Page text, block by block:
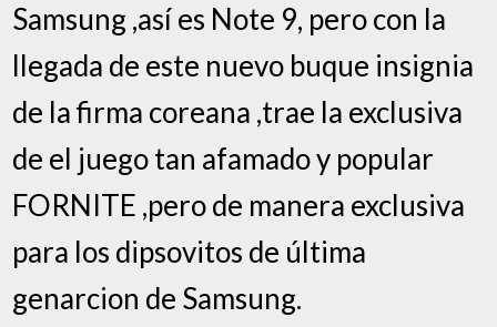
Samsung ,así es Note 9, pero con la
llegada de este nuevo buque insignia
de la firma coreana ,trae la exclusiva
de el juego tan afamado y popular
FORNITE ,pero de manera exclusiva
para los dipsovitos de última
genarcion de Samsung.